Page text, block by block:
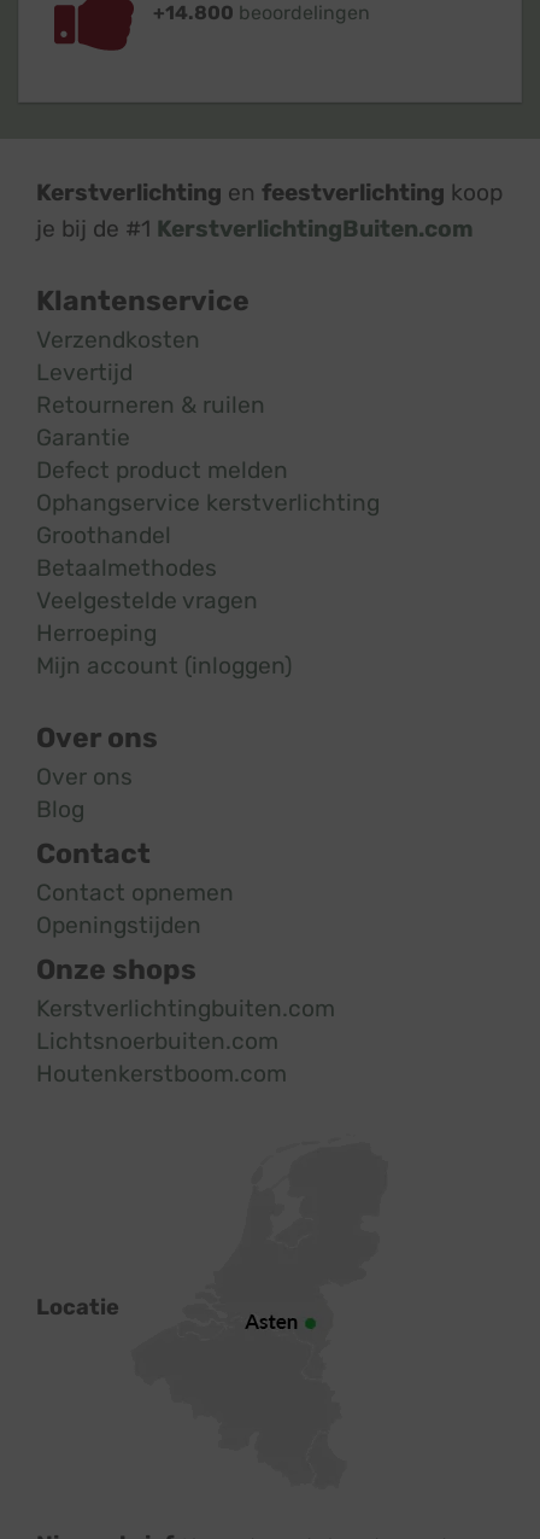
+14.800 beoordelingen
Kerstverlichting en feestverlichting koop
je bij de #1 KerstverlichtingBuiten.com
Klantenservice
Verzendkosten
Levertijd
Retourneren & ruilen
Garantie
Defect product melden
Ophangservice kerstverlichting
Groothandel
Betaalmethodes
Veelgestelde vragen
Herroeping
Mijn account (inloggen)
Over ons
Over ons
Blog
Contact
Contact opnemen
Openingstijden
Onze shops
Kerstverlichtingbuiten.com
Lichtsnoerbuiten.com
Houtenkerstboom.com
Locatie